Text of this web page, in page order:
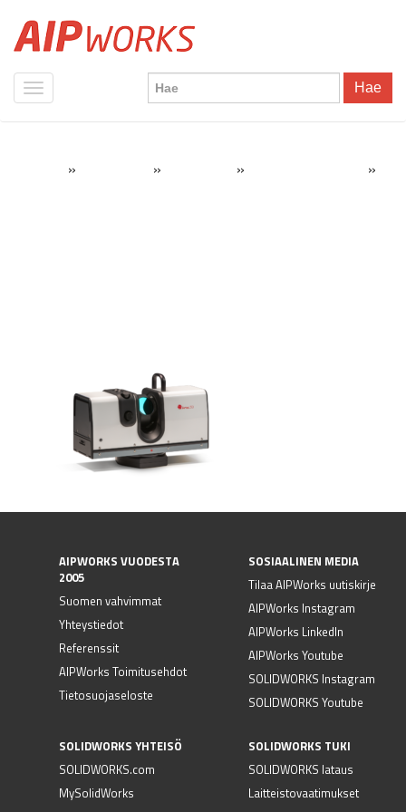
Hae
» » » »
AIPWORKS VUODESTA
2005
Suomen vahvimmat
Yhteystiedot
Referenssit
AIPWorks Toimitusehdot
Tietosuojaseloste
SOSIAALINEN MEDIA
Tilaa AIPWorks uutiskirje
AIPWorks Instagram
AIPWorks LinkedIn
AIPWorks Youtube
SOLIDWORKS Instagram
SOLIDWORKS Youtube
SOLIDWORKS YHTEISÖ
SOLIDWORKS.com
MySolidWorks
SOLIDWORKS TUKI
SOLIDWORKS lataus
Laitteistovaatimukset